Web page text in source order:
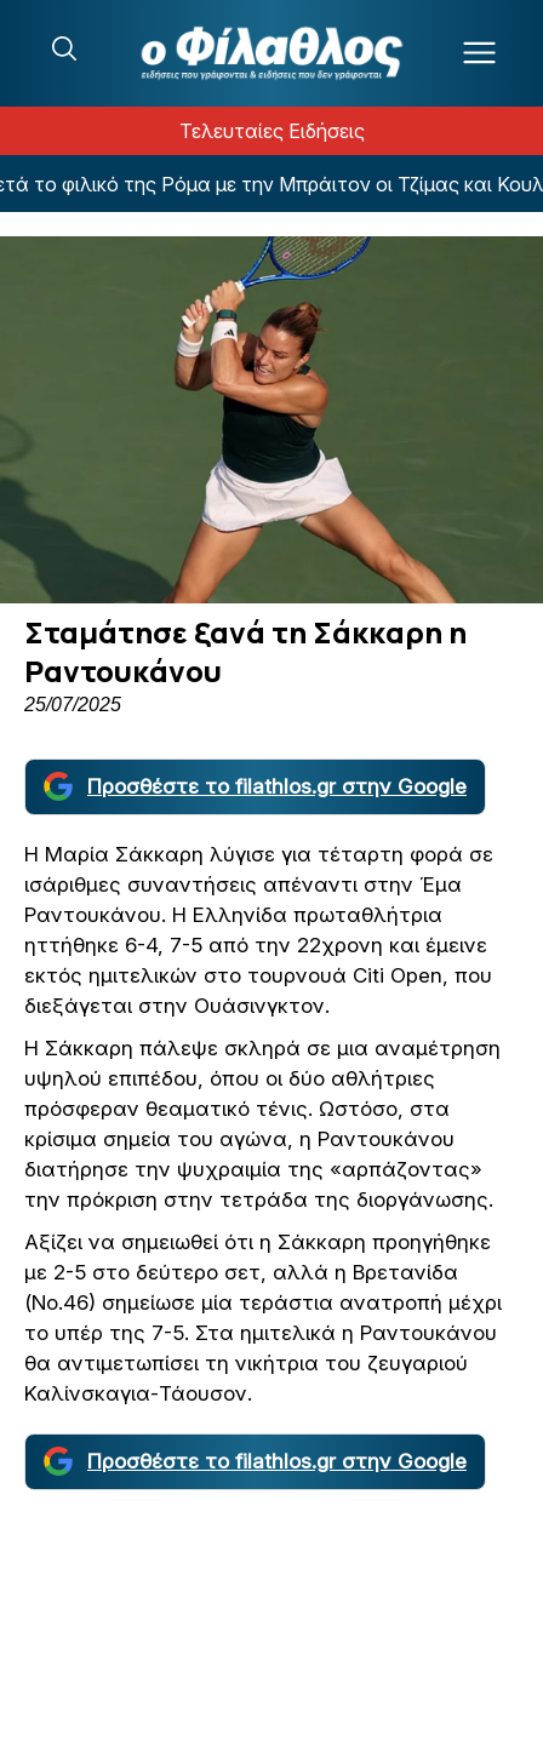
Τελευταίες Ειδήσεις
φιλικό της Ρόμα με την Μπράιτον οι Τζίμας και
Σταμάτησε ξανά τη Σάκκαρη η
Ραντουκάνου
25/07/2025
Προσθέστε το filathlos.gr στην Google
Η Μαρία Σάκκαρη λύγισε για τέταρτη φορά σε
ισάριθμες συναντήσεις απέναντι στην Έμα
Ραντουκάνου. Η Ελληνίδα πρωταθλήτρια
ηττήθηκε 6-4, 7-5 από την 22χρονη και έμεινε
εκτός ημιτελικών στο τουρνουά Citi Open, που
διεξάγεται στην Ουάσινγκτον.
Η Σάκκαρη πάλεψε σκληρά σε μια αναμέτρηση
υψηλού επιπέδου, όπου οι δύο αθλήτριες
πρόσφεραν θεαματικό τένις. Ωστόσο, στα
κρίσιμα σημεία του αγώνα, η Ραντουκάνου
διατήρησε την ψυχραιμία της «αρπάζοντας»
την πρόκριση στην τετράδα της διοργάνωσης.
Αξίζει να σημειωθεί ότι η Σάκκαρη προηγήθηκε
με 2-5 στο δεύτερο σετ, αλλά η Βρετανίδα
(Νο.46) σημείωσε μία τεράστια ανατροπή μέχρι
το υπέρ της 7-5. Στα ημιτελικά η Ραντουκάνου
θα αντιμετωπίσει τη νικήτρια του ζευγαριού
Καλίνσκαγια-Τάουσον.
Προσθέστε το filathlos.gr στην Google